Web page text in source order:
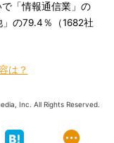
「情報通信業」の
の79.4％（1682社
は？
Inc. All Rights Reserved.